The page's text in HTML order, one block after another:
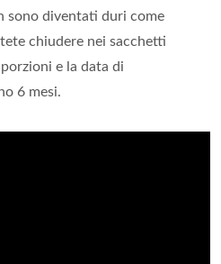
sono diventati duri come
chiudere nei sacchetti
e la data di
6 mesi.